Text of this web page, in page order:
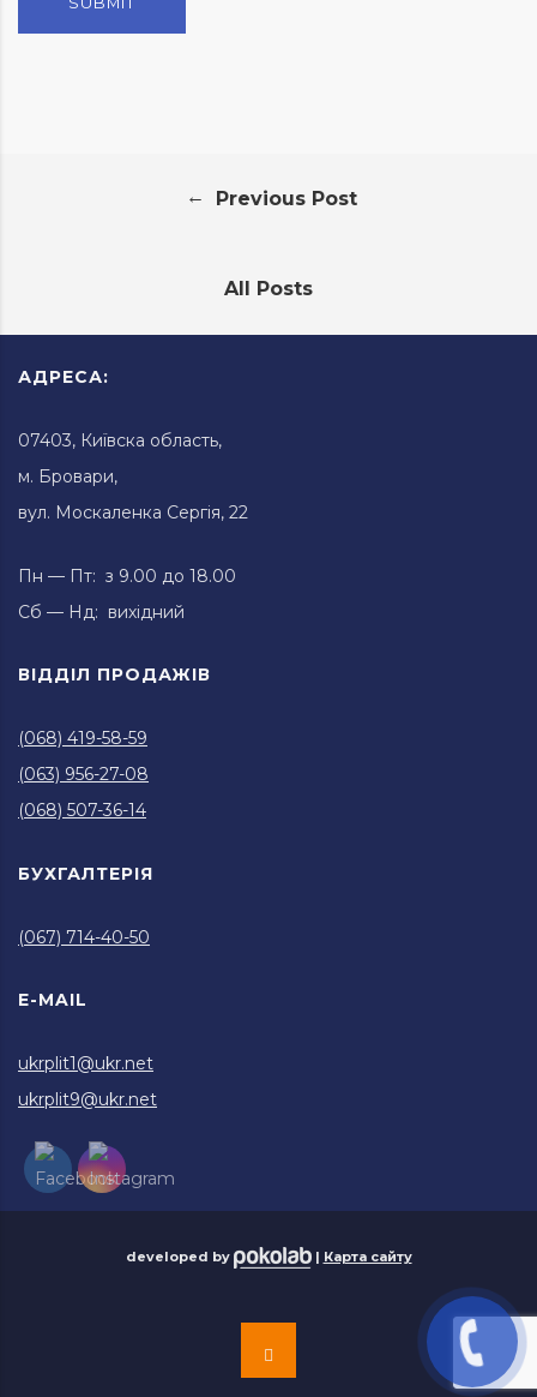
← Previous Post
All Posts
АДРЕСА:
07403, Київска область,
м. Бровари,
вул. Москаленка Сергія, 22
Пн — Пт: з 9.00 до 18.00
Сб — Нд: вихідний
ВІДДІЛ ПРОДАЖІВ
(068) 419-58-59
(063) 956-27-08
(068) 507-36-14
БУХГАЛТЕРІЯ
(067) 714-40-50
E-MAIL
ukrplit1@ukr.net
ukrplit9@ukr.net
developed by | Карта сайту